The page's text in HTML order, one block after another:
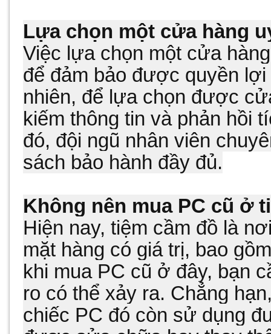
Lựa chọn một cửa hàng
Việc lựa chọn một cửa
để đảm bảo được quyền
nhiên, để lựa chọn được
kiếm thông tin và phản hồi
đó, đội ngũ nhân viên
sách bảo hành đầy đủ.
Không nên mua PC cũ ở
Hiện nay, tiệm cầm đồ là
mặt hàng có giá trị, bao
khi mua PC cũ ở đây, bạn
ro có thể xảy ra. Chẳng
chiếc PC đó còn sử dụng